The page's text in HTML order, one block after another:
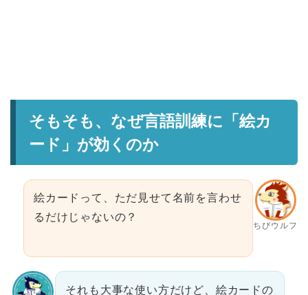
そもそも、なぜ言語訓練に「絵カ
ード」が効くのか
ちびウルフ
絵カードって、ただ見せて名前を言わせ
るだけじゃないの？
それも大事な使い方だけど、絵カードの